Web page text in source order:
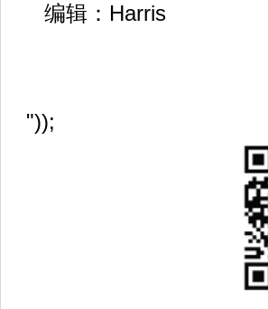
编辑：Harris
"));